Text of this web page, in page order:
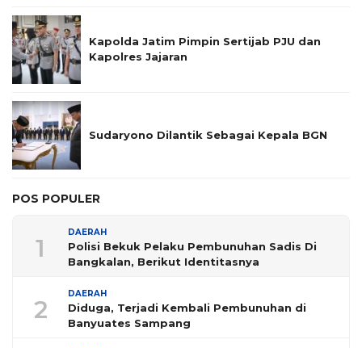
Kapolda Jatim Pimpin Sertijab PJU dan
Kapolres Jajaran
Sudaryono Dilantik Sebagai Kepala BGN
POS POPULER
1
DAERAH
Polisi Bekuk Pelaku Pembunuhan Sadis Di
Bangkalan, Berikut Identitasnya
2
DAERAH
Diduga, Terjadi Kembali Pembunuhan di
Banyuates Sampang